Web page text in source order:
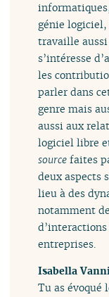
génie logiciel,
travaille aussi
s’intéresse
les
parler dans
genre mais
aussi aux
logiciel libre
source faites
deux aspects
lieu à des
notamment
entreprises.
Isabella
Tu as évoqué